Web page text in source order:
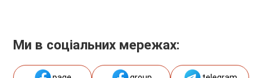
Ми в соціальних мережах: